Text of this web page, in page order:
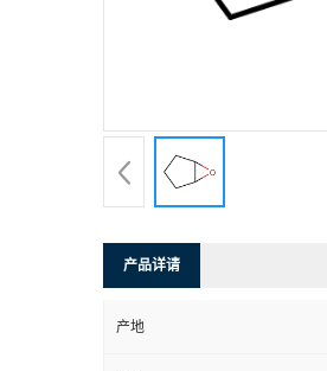
产品详请
产地